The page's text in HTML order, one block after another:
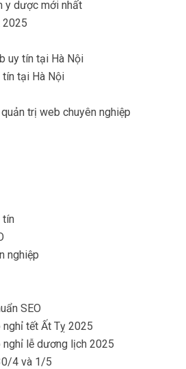
y dược mới nhất
2025
uy tín tại Hà Nội
tại Hà Nội
trị web chuyên nghiệp
tín
nghiệp
SEO
tết Ất Tỵ 2025
nghỉ lễ dương lịch 2025
4 và 1/5